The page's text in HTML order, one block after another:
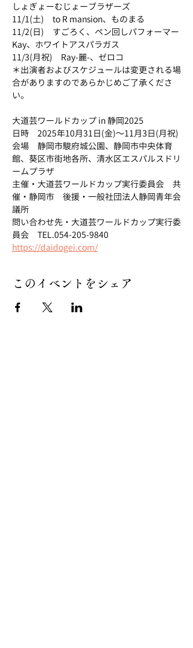
しょぎょーむじょーブラザーズ
11/1(土)　to R mansion、ものまる
11/2(日)　すごろく、ペン回しパフォーマー
Kay、ホワイトアスパラガス
11/3(月祝)　Ray-麗-、ゼロコ
＊出演者およびスケジュールは変更される場
合がありますのであらかじめご了承くださ
い。
大道芸ワールドカップ in 静岡2025
日時　2025年10月31日(金)～11月3日(月祝)
会場　静岡市駿府城公園、静岡市中央体育
館、葵区市街地各所、清水区エスパルスドリ
ームプラザ
主催・大道芸ワールドカップ実行委員会　共
催・静岡市　後援・一般社団法人静岡青年会
議所
問い合わせ先・大道芸ワールドカップ実行委
員会　TEL.054-205-9840
https://daidogei.com/
このイベントをシェア